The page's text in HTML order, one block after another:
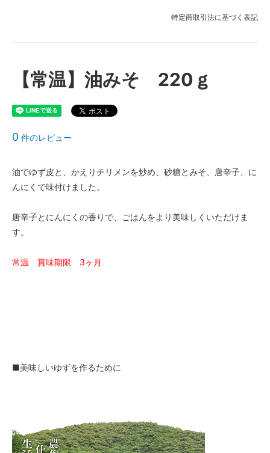
特定商取引法に基づく表記
【常温】油みそ 220ｇ
0 件のレビュー
油でゆず皮と、かえりチリメンを炒め、砂糖とみそ、唐辛子、に
んにくで味付けました。
唐辛子とにんにくの香りで、ごはんをより美味しくいただけま
す。
常温 賞味期限 3ヶ月
■美味しいゆずを作るために